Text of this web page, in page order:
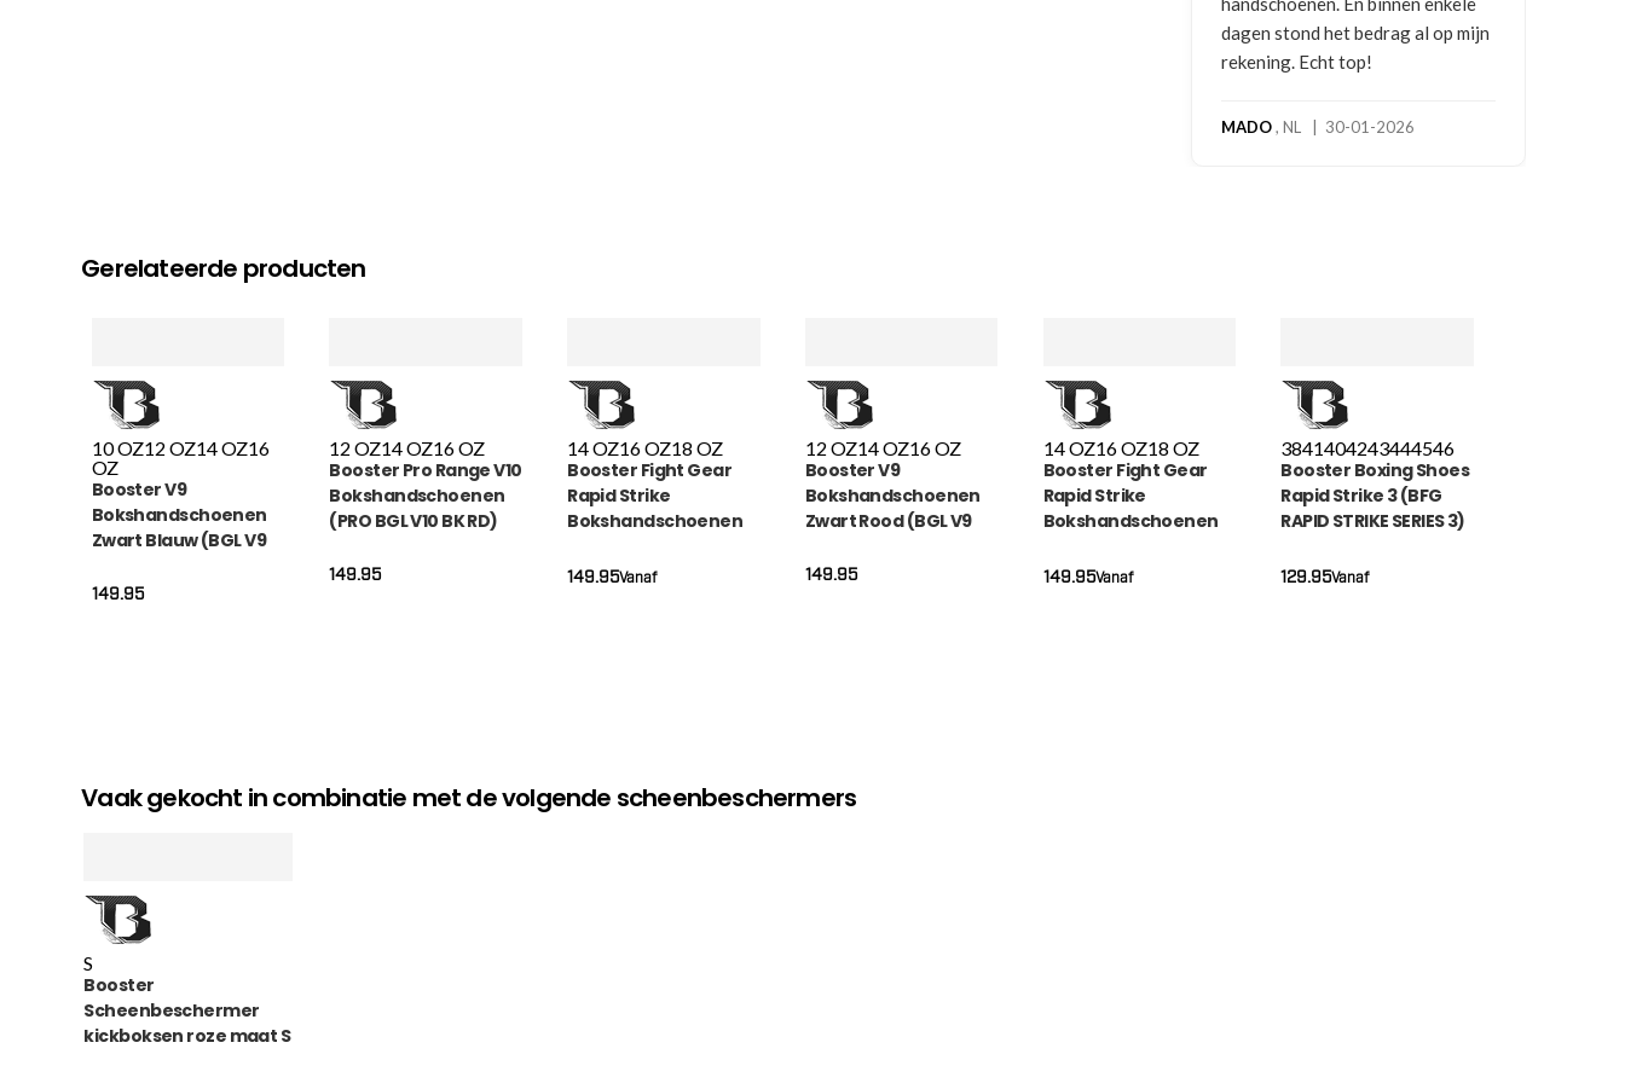
Gerelateerde producten
10 OZ12 OZ14 OZ16
OZ
Booster V9
Bokshandschoenen
Zwart Blauw (BGL V9
149.95
12 OZ14 OZ16 OZ
Booster Pro Range V10
Bokshandschoenen
(PRO BGL V10 BK RD)
149.95
14 OZ16 OZ18 OZ
Booster Fight Gear
Rapid Strike
Bokshandschoenen
Vanaf
149.95
12 OZ14 OZ16 OZ
Booster V9
Bokshandschoenen
Zwart Rood (BGL V9
149.95
14 OZ16 OZ18 OZ
Booster Fight Gear
Rapid Strike
Bokshandschoenen
Vanaf
149.95
3841404243444546
Booster Boxing Shoes
Rapid Strike 3 (BFG
RAPID STRIKE SERIES 3)
Vanaf
129.95
Vaak gekocht in combinatie met de volgende scheenbeschermers
S
Booster
Scheenbeschermer
kickboksen roze maat S